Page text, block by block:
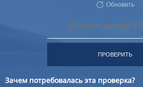
Обновить
ПРОВЕРИТЬ
Зачем потребовалась эта проверка?